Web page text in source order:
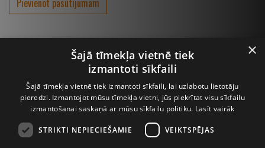
Pievienot pasūtījumam
Lapeņu iela 3, Rīga, LV-1013, Tālrunis:67068930
×
Šajā tīmekļa vietnē tiek
izmantoti sīkfaili
Šajā tīmekļa vietnē tiek izmantoti sīkfaili, lai uzlabotu lietotāju
pieredzi. Izmantojot mūsu tīmekļa vietni, jūs piekrītat visu sīkfailu
izmantošanai saskaņā ar mūsu sīkfailu politiku. Lasīt vairāk
STRIKTI NEPIECIEŠAMIE VEIKTSPĒJAS